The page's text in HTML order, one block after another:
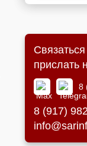
прислать
8
8 (917)